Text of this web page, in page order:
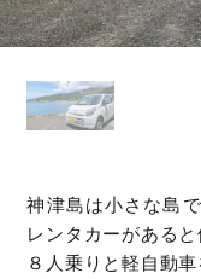
神津島は小さな島
レンタカーがあると
８人乗りと軽自動